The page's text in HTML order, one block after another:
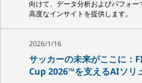
向けて、データ分析およびパフォー
高度なインサイトを提供します。
2026/1/16
サッカーの未来がここに：
Cup 2026™を支えるAIソリ